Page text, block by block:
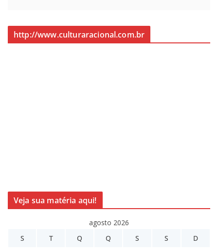
http://www.culturaracional.com.br
Veja sua matéria aqui!
agosto 2026
S
T Q Q S S D